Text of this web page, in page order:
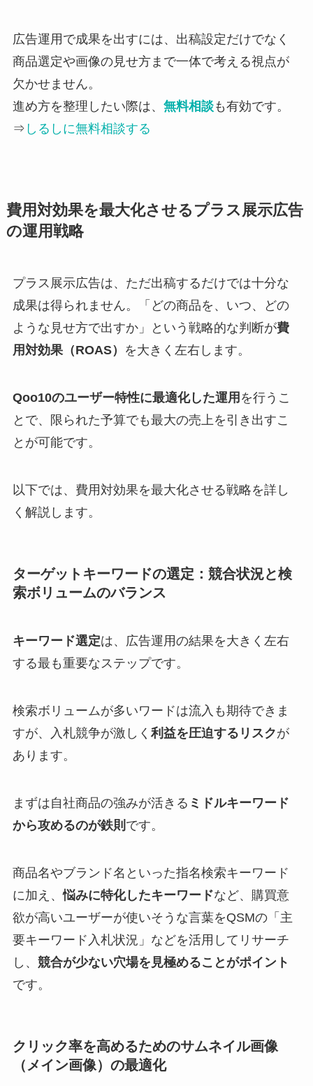
広告運用で成果を出すには、出稿設定だけでなく
商品選定や画像の見せ方まで一体で考える視点が
欠かせません。
進め方を整理したい際は、 無料相談も有効です。
⇒ しるしに無料相談する
費用対効果を最大化させるプラス展示広告
の運用戦略
プラス展示広告は、ただ出稿するだけでは十分な
成果は得られません。「どの商品を、いつ、どの
ような見せ方で出すか」という戦略的な判断が費
用対効果（ROAS）
を大きく左右します。
Qoo10のユーザー特性に最適化した運用 を行うこ
とで、限られた予算でも最大の売上を引き出すこ
とが可能です。
以下では、費用対効果を最大化させる戦略を詳し
く解説します。
ターゲットキーワードの選定：競合状況と検
索ボリュームのバランス
キーワード選定は、広告運用の結果を大きく左右
する最も重要なステップです。
検索ボリュームが多いワードは流入も期待できま
すが、入札競争が激しく 利益を圧迫するリスクが
あります。
まずは自社商品の強みが活きる ミドルキーワード
から攻めるのが鉄則 です。
商品名やブランド名といった指名検索キーワード
に加え、悩みに特化したキーワードなど、購買意
欲が高いユーザーが使いそうな言葉をQSMの「主
要キーワード入札状況」などを活用してリサーチ
し、 競合が少ない穴場を見極めることがポイント
です。
クリック率を高めるためのサムネイル画像
（メイン画像）の最適化